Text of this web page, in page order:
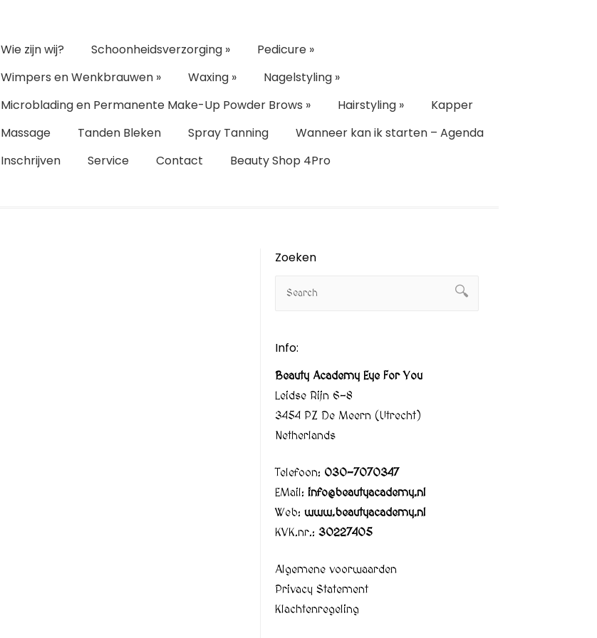
Wie zijn wij? Schoonheidsverzorging» Pedicure»
Wimpers en Wenkbrauwen» Waxing» Nagelstyling»
Microblading en Permanente Make-Up Powder Brows » Hairstyling»
Kapper
Massage
Tanden Bleken Spray Tanning
Wanneer kan ik starten – Agenda
Inschrijven
Service Contact Beauty Shop 4Pro
Zoeken
Info:
Beauty Academy Eye For You
Leidse Rijn 6-8
3454 PZ De Meern (Utrecht)
Netherlands
Telefoon: 030-7070347
EMail: info@beautyacademy.nl
Web: www.beautyacademy.nl
KVK.nr.: 30227405
Algemene voorwaarden
Privacy Statement
Klachtenregeling